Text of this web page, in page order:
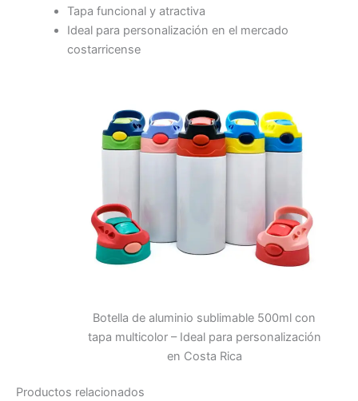
Tapa funcional y atractiva
Ideal para personalización en el mercado
costarricense
Botella de aluminio sublimable 500ml con
tapa multicolor – Ideal para personalización
en Costa Rica
Productos relacionados